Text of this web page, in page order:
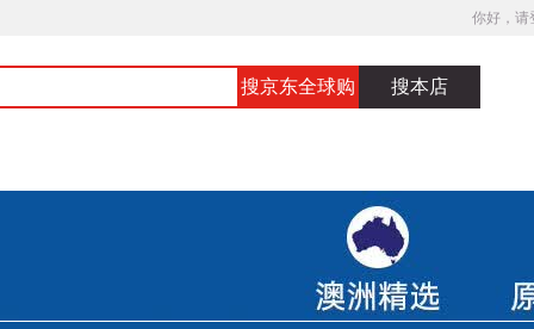
你好，请
搜京东全球购 搜本店